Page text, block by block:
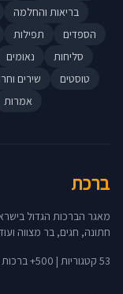
בריאות והחלמה
הספדים
תפילות
סליחות
נאומים
טוסטים
שירים
אמרות
ברכת
מאגר הברכות הגדול
חתונה, חגים, בר מצווה
53 קטגוריות | 500+ ברכות